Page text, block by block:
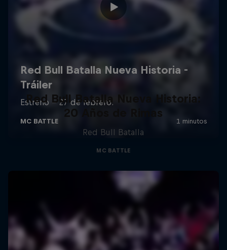
Red Bull Batalla Nueva Historia:
20 Años de Rimas
Red Bull Batalla
MC BATTLE